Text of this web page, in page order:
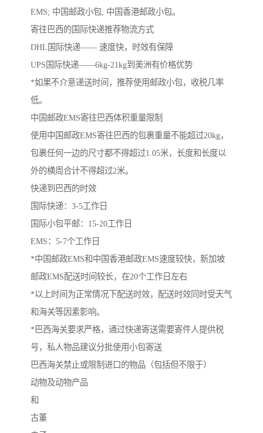
EMS; 中国邮政小包; 中国香港邮政小包。
寄往巴西的国际快递推荐物流方式
DHL国际快递—— 速度快，时效有保障
UPS国际快递——6kg-21kg到美洲有价格优势
*如果不介意递送时间，推荐使用邮政小包，收税几率
低。
中国邮政EMS寄往巴西体积重量限制
使用中国邮政EMS寄往巴西的包裹重量不能超过20kg，
包裹任何一边的尺寸都不得超过1.05米，长度和长度以
外的横周合计不得超过2米。
快递到巴西的时效
国际快递：3-5工作日
国际小包平邮：15-20工作日
EMS：5-7个工作日
*中国邮政EMS和中国香港邮政EMS速度较快，新加坡
邮政EMS配送时间较长，在20个工作日左右
*以上时间为正常情况下配送时效，配送时效同时受天气
和海关等因素影响。
*巴西海关要求严格，通过快递寄送需要寄件人提供税
号，私人物品建议分批使用小包寄送
巴西海关禁止或限制进口的物品（包括但不限于）
动物及动物产品
和
古董